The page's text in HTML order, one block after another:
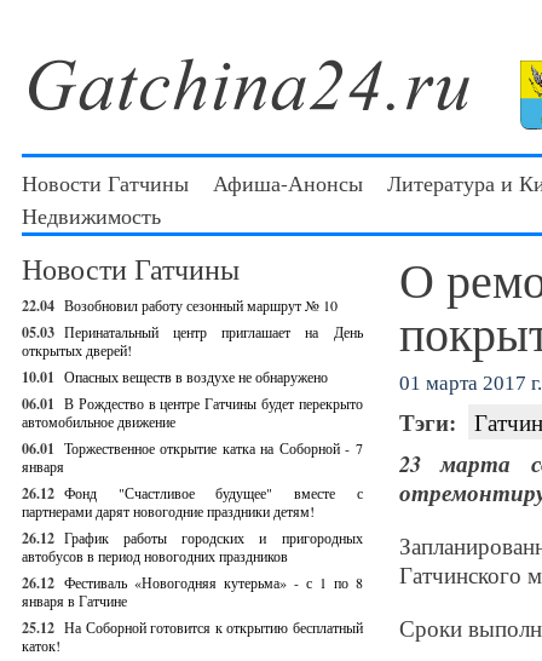
Новости Гатчины Афиша-Анонсы
Литература и
Недвижимость
Новости Гатчины
22.04 Возобновил работу сезонный маршрут № 10
05.03 Перинатальный центр приглашает на День
открытых дверей!
10.01 Опасных веществ в воздухе не обнаружено
06.01 В Рождество в центре Гатчины будет перекрыто
автомобильное движение
06.01 Торжественное открытие катка на Соборной - 7
января
26.12 Фонд "Счастливое будущее" вместе с
партнерами дарят новогодние праздники детям!
26.12 График работы городских и пригородных
автобусов в период новогодних праздников
26.12 Фестиваль «Новогодняя кутерьма» - с 1 по 8
января в Гатчине
25.12 На Соборной готовится к открытию бесплатный
каток!
О
01 марта 2017 г.
Тэги:
23 марта
Гатчинского
Сроки